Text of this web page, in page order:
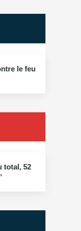
le feu
total, 52